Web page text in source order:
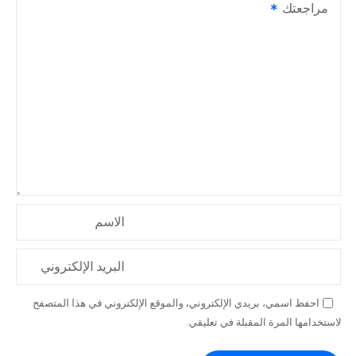
مراجعتك
الاسم
البريد الإلكتروني
احفظ اسمي، بريدي الإلكتروني، والموقع الإلكتروني في هذا المتصفح
لاستخدامها المرة المقبلة في تعليقي.